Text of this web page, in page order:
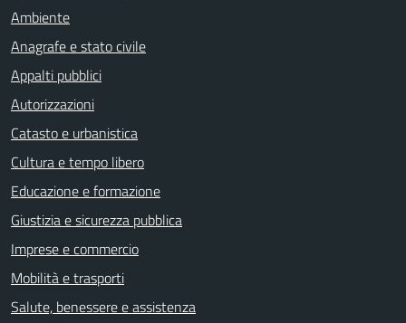
Ambiente
Anagrafe e stato civile
Appalti pubblici
Autorizzazioni
Catasto e urbanistica
Cultura e tempo libero
Educazione e formazione
Giustizia e sicurezza pubblica
Imprese e commercio
Mobilità e trasporti
Salute, benessere e assistenza